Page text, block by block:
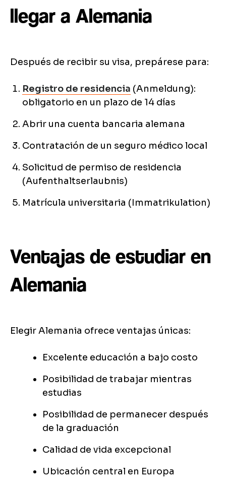
llegar a Alemania
Después de recibir su visa, prepárese para:
Registro de residencia (Anmeldung):
obligatorio en un plazo de 14 días
Abrir una cuenta bancaria alemana
Contratación de un seguro médico local
Solicitud de permiso de residencia
(Aufenthaltserlaubnis)
Matrícula universitaria (Immatrikulation)
Ventajas de estudiar en
Alemania
Elegir Alemania ofrece ventajas únicas:
Excelente educación a bajo costo
Posibilidad de trabajar mientras
estudias
Posibilidad de permanecer después
de la graduación
Calidad de vida excepcional
Ubicación central en Europa